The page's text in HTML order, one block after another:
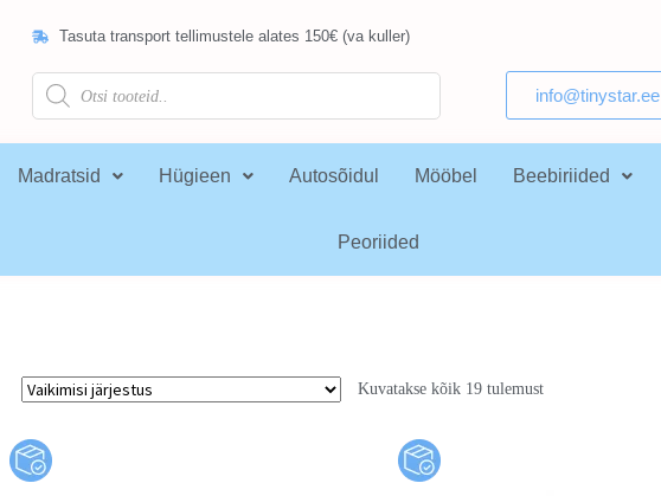
Tasuta transport tellimustele alates 150€ (va kuller)
info@tinystar.ee
Madratsid Hügieen Autosõidul Mööbel Beebiriided
Peoriided
Kuvatakse kõik 19 tulemust